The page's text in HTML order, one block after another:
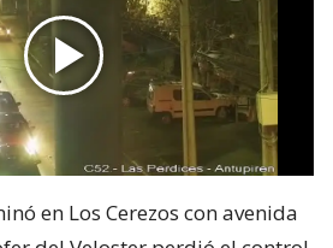
en Los Cerezos con avenida